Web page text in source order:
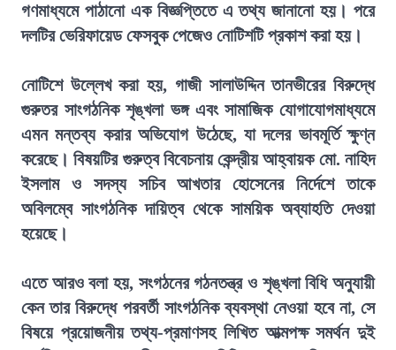
গণমাধ্যমে পাঠানো এক বিজ্ঞপ্তিতে এ তথ্য জানানো হয়। পরে
দলটির ভেরিফায়েড ফেসবুক পেজেও নোটিশটি প্রকাশ করা হয়।
নোটিশে উল্লেখ করা হয়, গাজী সালাউদ্দিন তানভীরের বিরুদ্ধে
গুরুতর সাংগঠনিক শৃঙ্খলা ভঙ্গ এবং সামাজিক যোগাযোগমাধ্যমে
এমন মন্তব্য করার অভিযোগ উঠেছে, যা দলের ভাবমূর্তি ক্ষুণ্ন
করেছে। বিষয়টির গুরুত্ব বিবেচনায় কেন্দ্রীয় আহ্বায়ক মো. নাহিদ
ইসলাম ও সদস্য সচিব আখতার হোসেনের নির্দেশে তাকে
অবিলম্বে সাংগঠনিক দায়িত্ব থেকে সাময়িক অব্যাহতি দেওয়া
হয়েছে।
এতে আরও বলা হয়, সংগঠনের গঠনতন্ত্র ও শৃঙ্খলা বিধি অনুযায়ী
কেন তার বিরুদ্ধে পরবর্তী সাংগঠনিক ব্যবস্থা নেওয়া হবে না, সে
বিষয়ে প্রয়োজনীয় তথ্য-প্রমাণসহ লিখিত আত্মপক্ষ সমর্থন দুই